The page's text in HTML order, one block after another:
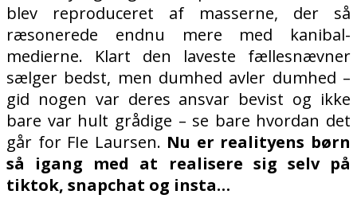
blev reproduceret af masserne, der så
ræsonerede endnu mere med kanibal-
medierne. Klart den laveste fællesnævner
sælger bedst, men dumhed avler dumhed –
gid nogen var deres ansvar bevist og ikke
bare var hult grådige – se bare hvordan det
går for FIe Laursen. Nu er realityens børn
så igang med at realisere sig selv på
tiktok, snapchat og insta…